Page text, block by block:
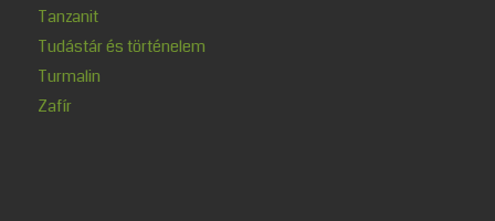
Tanzanit
Tudástár és történelem
Turmalin
Zafír